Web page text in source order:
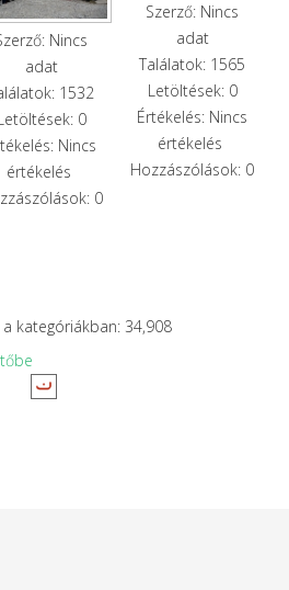
Nincs
adat
1532
0
Nincs
értékelés
0
Szerző: Nincs
adat
Találatok: 1565
Letöltések: 0
Értékelés: Nincs
értékelés
Hozzászólások: 0
kategóriákban: 34,908